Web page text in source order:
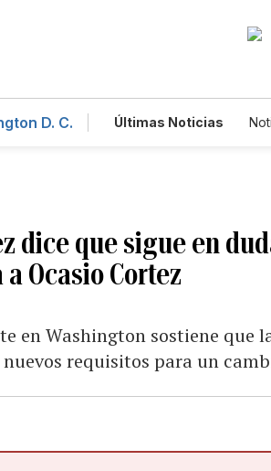
D. C. Últimas Noticias
dice que sigue en
Ocasio Cortez
en Washington sostiene que
requisitos para un